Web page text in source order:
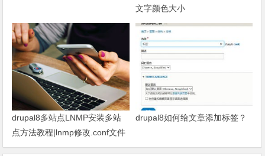
文字颜色大小
drupal8多站点LNMP安装多站
点方法教程|lnmp修改.conf文件
安装drupal8
drupal8如何给文章添加标签？